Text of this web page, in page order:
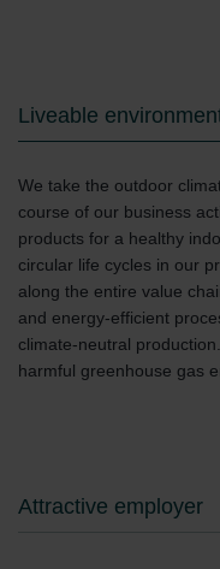
Liveable
We take the outdoor
course of our business
products for a healthy
circular life cycles in our
along the entire value
and energy-efficient
climate-neutral
harmful greenhouse gas
Attractive employer